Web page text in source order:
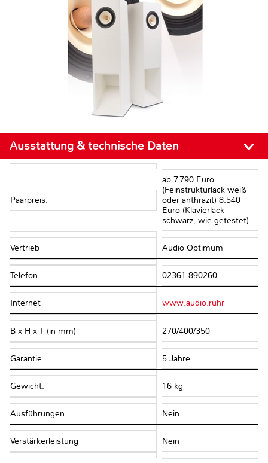
Ausstattung & technische Daten
Paarpreis:
ab 7.790 Euro
(Feinstrukturlack weiß
oder anthrazit) 8.540
Euro (Klavierlack
schwarz, wie getestet)
Vertrieb Audio Optimum
Telefon 02361 890260
Internet www.audio.ruhr
B x H x T (in mm) 270/400/350
Garantie 5 Jahre
Gewicht: 16 kg
Ausführungen Nein
Verstärkerleistung Nein